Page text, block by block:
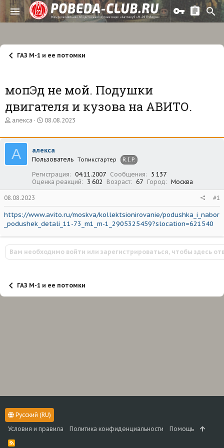
ГАЗ М-1 и ее потомки
мопЭд не мой. Подушки
двигателя и кузова на АВИТО.
А
т
о
р
т
алекса
Д
т
н
а
а
л
а
08.08.2023
А алекса
Пользователь Топикстартер R.I.P.
Регистрация 04.11.2007 Сообщения
5 137
Оценка реакций
3 602 Возраст 67 Город Москва
08.08.2023 #1
https://www.avito.ru/moskva/kollektsionirovanie/podushka_i_nabor
_podushek_detali_11-73_m1_m-1_2905325459?slocation=621540
Вам необходимо войти или зарегистрироваться, чтобы здесь
ГАЗ М-1 и ее потомки
Русский (RU)
Условия и правила
Политика конфиденциальности Помощь
R